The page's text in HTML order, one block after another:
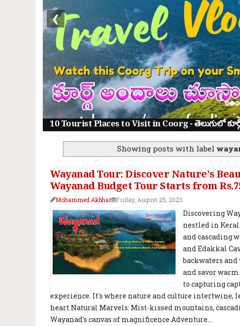
10 Tourist Places to Visit in Coorg - తెలుగులో
❮
Showing posts with label
Wayanad Tour: Discover Nature's
Wayanad Budget Tour Starts from
Mohammed Akbhar Friday, August 25, 2023
Discovering
nestled in
and cascading
and Edakkal
backwaters
and savor
to capturing
experience. It's where nature and culture intertwine,
heart.Natural Marvels: Mist-kissed mountains,
Wayanad's canvas of magnificence.Adventure...